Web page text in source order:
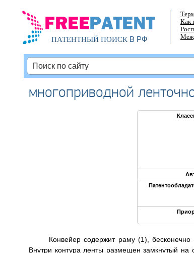
ПАТЕНТНЫЙ ПОИСКВ РФ
Как
многоприводной
Конвейер содержит раму (1),
Внутри контура ленты размещен замкнутый